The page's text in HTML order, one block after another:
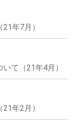
年7月）
て（21年4月）
年2月）